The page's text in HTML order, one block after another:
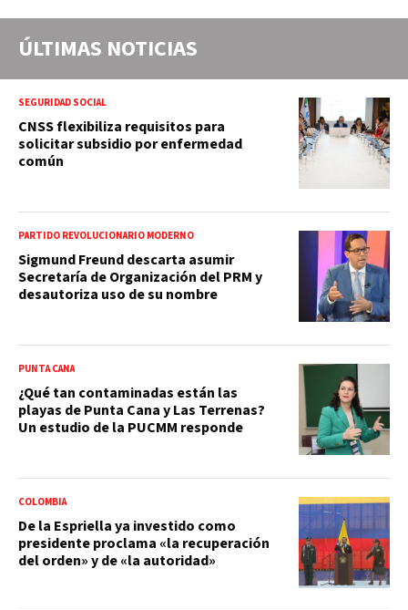
ÚLTIMAS NOTICIAS
SEGURIDAD SOCIAL
CNSS flexibiliza requisitos para
solicitar subsidio por enfermedad
común
PARTIDO REVOLUCIONARIO MODERNO
Sigmund Freund descarta asumir
Secretaría de Organización del PRM y
desautoriza uso de su nombre
PUNTA CANA
¿Qué tan contaminadas están las
playas de Punta Cana y Las Terrenas?
Un estudio de la PUCMM responde
COLOMBIA
De la Espriella ya investido como
presidente proclama «la recuperación
del orden» y de «la autoridad»